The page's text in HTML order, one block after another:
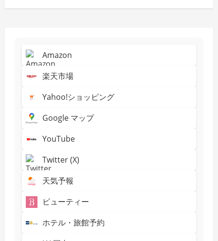
Amazon
楽天市場
Yahoo!ショッピング
Google マップ
YouTube
Twitter (X)
天気予報
ビューティー
ホテル・旅館予約